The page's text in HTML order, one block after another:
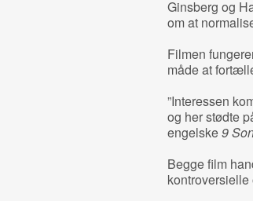
Ginsberg og
om at
Filmen
måde at
”Interessen
og her stødte
engelske9
Begge film